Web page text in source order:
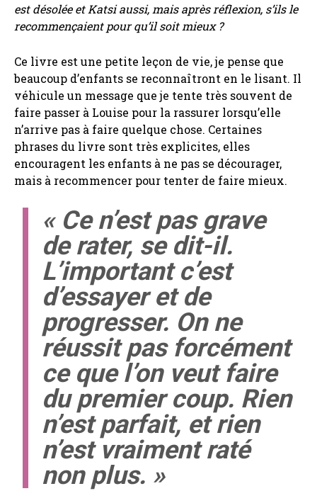
est désolée et Katsi aussi, mais après réflexion, s’ils le
recommençaient pour qu’il soit mieux ?
Ce livre est une petite leçon de vie, je pense que
beaucoup d’enfants se reconnaîtront en le lisant. Il
véhicule un message que je tente très souvent de
faire passer à Louise pour la rassurer lorsqu’elle
n’arrive pas à faire quelque chose. Certaines
phrases du livre sont très explicites, elles
encouragent les enfants à ne pas se décourager,
mais à recommencer pour tenter de faire mieux.
« Ce n’est pas grave
de rater, se dit-il.
L’important c’est
d’essayer et de
progresser. On ne
réussit pas forcément
ce que l’on veut faire
du premier coup. Rien
n’est parfait, et rien
n’est vraiment raté
non plus. »